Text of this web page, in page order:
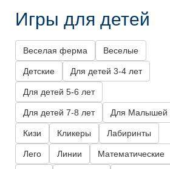
Игры для детей
Веселая ферма Веселые
Детские Для детей 3-4 лет
Для детей 5-6 лет
Для детей 7-8 лет Для Малышей
Кизи Кликеры Лабиринты
Лего Линии Математические